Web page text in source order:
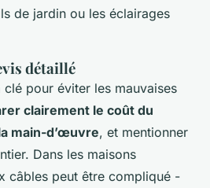
de jardin ou les éclairages
détaillé
clé pour éviter les mauvaises
clairement le coût du
main-d’œuvre, et mentionner
Dans les maisons
câbles peut être compliqué -